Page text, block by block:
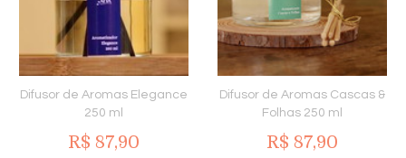
Difusor de Aromas Elegance
250 ml
R$ 87,90
Difusor de Aromas Cascas &
Folhas 250 ml
R$ 87,90